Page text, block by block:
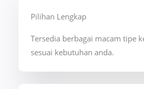
Pilihan Lengkap
Tersedia berbagai macam tipe
sesuai kebutuhan anda.